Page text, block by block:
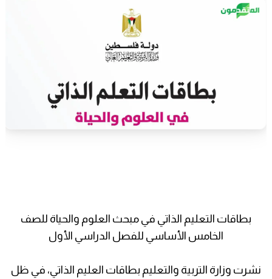
بطاقات التعليم الذاتي في مبحث العلوم والحياة للصف
الخامس الأساسي للفصل الدراسي الأول
نشرت وزارة التربية والتعليم بطاقات العليم الذاتي، في ظل